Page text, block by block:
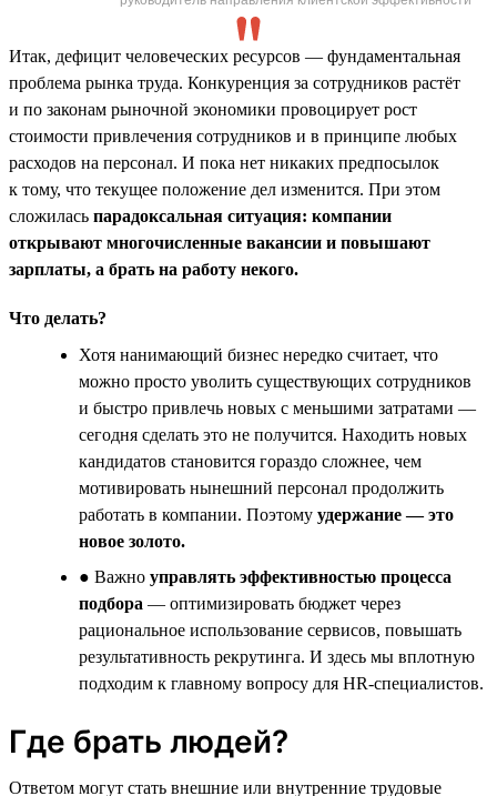
Итак, дефицит человеческих ресурсов — фундаментальная
проблема рынка труда. Конкуренция за сотрудников растёт
и по законам рыночной экономики провоцирует рост
стоимости привлечения сотрудников и в принципе любых
расходов на персонал. И пока нет никаких предпосылок
к тому, что текущее положение дел изменится. При этом
сложилась парадоксальная ситуация: компании
открывают многочисленные вакансии и повышают
зарплаты, а брать на работу некого.
Что делать?
Хотя нанимающий бизнес нередко считает, что
можно просто уволить существующих сотрудников
и быстро привлечь новых с меньшими затратами —
сегодня сделать это не получится. Находить новых
кандидатов становится гораздо сложнее, чем
мотивировать нынешний персонал продолжить
работать в компании. Поэтому удержание — это
новое золото.
● Важно управлять эффективностью процесса
подбора — оптимизировать бюджет через
рациональное использование сервисов, повышать
результативность рекрутинга. И здесь мы вплотную
подходим к главному вопросу для HR-специалистов.
Где брать людей?
Ответом могут стать внешние или внутренние трудовые